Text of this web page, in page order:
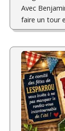
Avec
faire un tour